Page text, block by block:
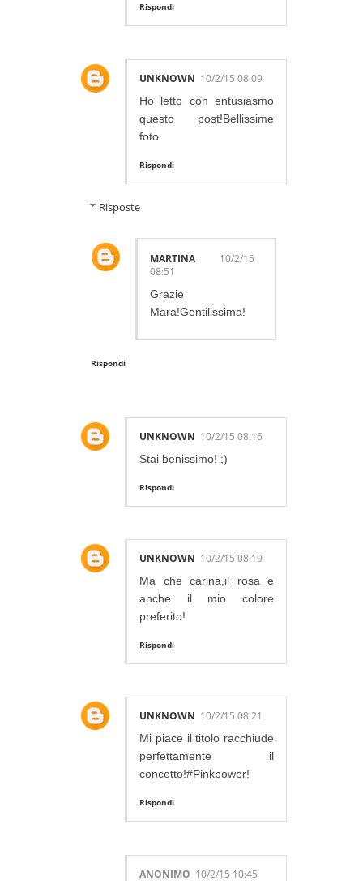
Rispondi
UNKNOWN 10/2/15 08:09
Ho letto con entusiasmo
questo post!Bellissime
foto
Rispondi
Risposte
MARTINA
10/2/15
08:51
Grazie
Mara!Gentilissima!
Rispondi
UNKNOWN 10/2/15 08:16
Stai benissimo! ;)
Rispondi
UNKNOWN 10/2/15 08:19
Ma che carina,il rosa è
anche il mio colore
preferito!
Rispondi
UNKNOWN 10/2/15 08:21
Mi piace il titolo racchiude
perfettamente il
concetto!#Pinkpower!
Rispondi
ANONIMO 10/2/15 10:45